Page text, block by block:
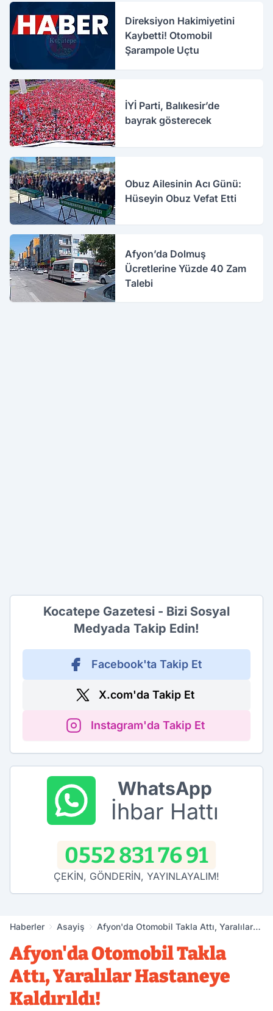
Direksiyon Hakimiyetini
Kaybetti! Otomobil
Şarampole Uçtu
İYİ Parti, Balıkesir’de
bayrak gösterecek
Obuz Ailesinin Acı Günü:
Hüseyin Obuz Vefat Etti
Afyon’da Dolmuş
Ücretlerine Yüzde 40 Zam
Talebi
Kocatepe Gazetesi - Bizi Sosyal
Medyada Takip Edin!
Facebook'ta Takip Et
X.com'da Takip Et
Instagram'da Takip Et
WhatsApp
İhbar Hattı
0552 831 76 91
ÇEKİN, GÖNDERİN, YAYINLAYALIM!
Haberler Asayiş
Afyon'da Otomobil Takla Attı, Yaralılar
Afyon'da Otomobil Takla
Attı, Yaralılar Hastaneye
Kaldırıldı!